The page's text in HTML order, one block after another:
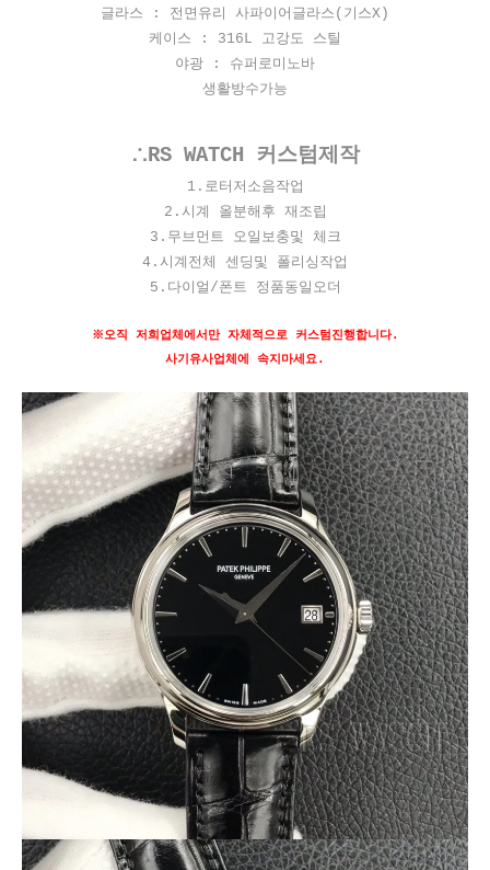
글라스 : 전면유리 사파이어글라스(기스X)
케이스 : 316L 고강도 스틸
야광 : 슈퍼로미노바
생활방수가능
∴RS WATCH 커스텀제작
​1.로터저소음작업
2.시계 올분해후 재조립
3.무브먼트 오일보충및 체크
4.시계전체 센딩및 폴리싱작업
5.다이얼/폰트 정품동일오더
※오직 저희업체에서만 자체적으로 커스텀진행합니다.
사기유사업체에 속지마세요.